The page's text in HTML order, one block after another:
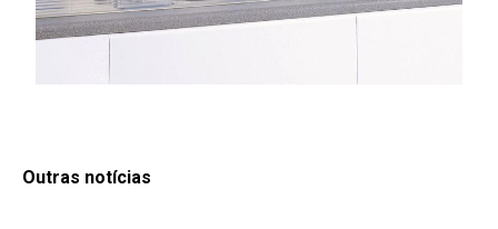
Outras notícias